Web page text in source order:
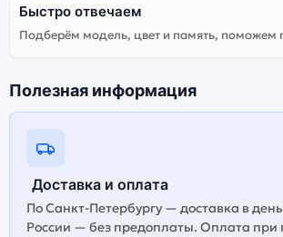
Быстро отвечаем
Подберём модель, цвет и память, поможем
Полезная информация
Доставка и оплата
По Санкт-Петербургу — доставка в
России — без предоплаты. Оплата при